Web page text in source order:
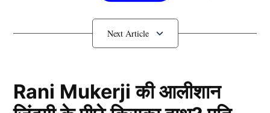
2.अस्सी-नब्बे पूरे सौ
कौन हैंBollywood की यह हसीनाएं?
Padukone)
Rani Mukerji की आलीशान